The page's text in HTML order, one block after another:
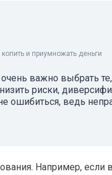
и приумножать деньги
важно выбрать
риски,
ошибиться, ведь
Например, если